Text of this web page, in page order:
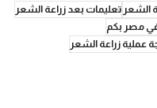
الشعر تعليمات بعد زراعة الشعر
مصر بكم
عملية زراعة الشعر